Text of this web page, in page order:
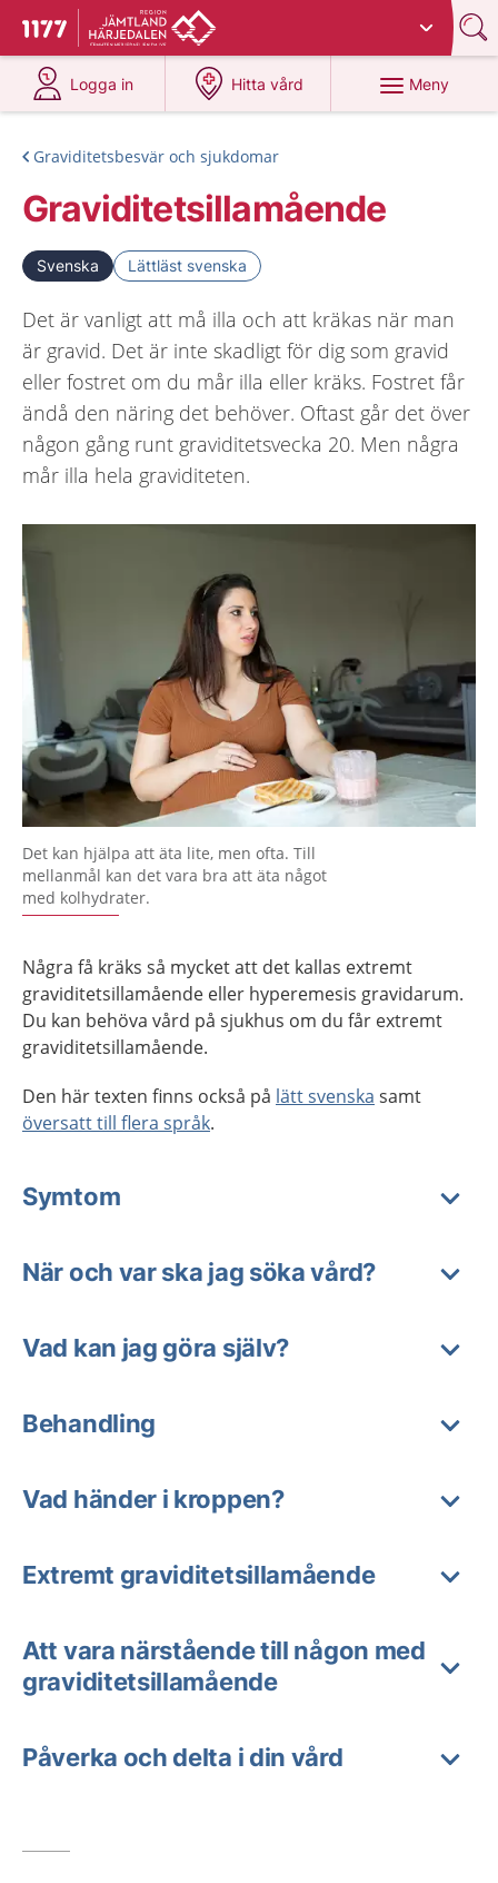
Till startsidan för 1177
Du har valt region
Logga in
på 1177.se
Hitta vård
på 1177.se
Meny
Graviditetsbesvär och sjukdomar
Graviditetsillamående
Svenska Lättläst svenska
Det är vanligt att må illa och att kräkas när man
är gravid. Det är inte skadligt för dig som gravid
eller fostret om du mår illa eller kräks. Fostret får
ändå den näring det behöver. Oftast går det över
någon gång runt graviditetsvecka 20. Men några
mår illa hela graviditeten.
Det kan hjälpa att äta lite, men ofta. Till
mellanmål kan det vara bra att äta något
med kolhydrater.
Några få kräks så mycket att det kallas extremt
graviditetsillamående eller hyperemesis gravidarum.
Du kan behöva vård på sjukhus om du får extremt
graviditetsillamående.
Den här texten finns också på lätt svenska samt
översatt till flera språk.
Symtom
När och var ska jag söka vård?
Vad kan jag göra själv?
Behandling
Vad händer i kroppen?
Extremt graviditetsillamående
Att vara närstående till någon med
graviditetsillamående
Påverka och delta i din vård